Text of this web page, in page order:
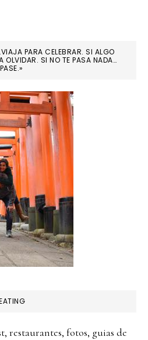
PARA CELEBRAR. SI ALGO
OLVIDAR. SI NO TE PASA NADA…
restaurantes, fotos, guias de